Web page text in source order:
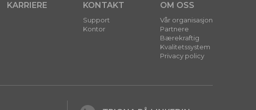
KARRIERE KONTAKT
Support
Kontor
OM OSS
Vår organisasjon
Partnere
Bærekraftig
Kvalitetssystem
Privacy policy